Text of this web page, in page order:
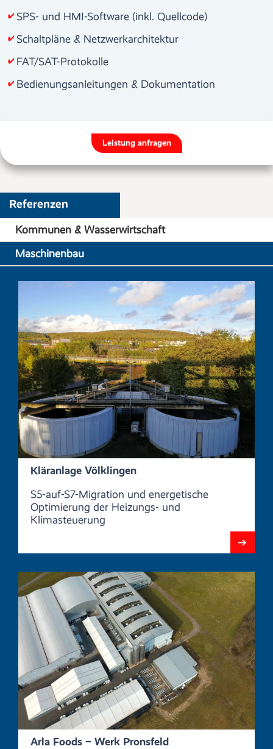
SPS- und HMI-Software (inkl. Quellcode)
Schaltpläne & Netzwerkarchitektur
FAT/SAT-Protokolle
Bedienungsanleitungen & Dokumentation
Leistung anfragen
Referenzen
Kommunen & Wasserwirtschaft
Maschinenbau
Kläranlage Völklingen
S5-auf-S7-Migration und energetische
Optimierung der Heizungs- und
Klimasteuerung
➔
Arla Foods – Werk Pronsfeld